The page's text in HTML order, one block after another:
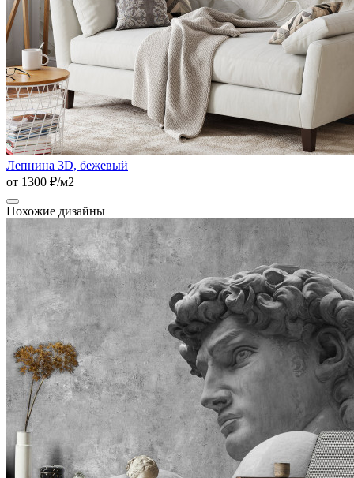
Лепнина 3D, бежевый
от 1300 ₽/м2
Похожие дизайны